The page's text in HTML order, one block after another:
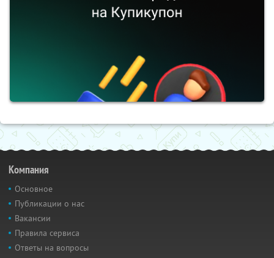
Компания
Основное
Публикации о нас
Вакансии
Правила сервиса
Ответы на вопросы